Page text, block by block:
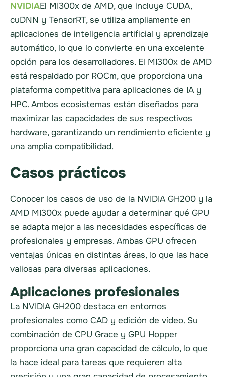
NVIDIAEl MI300x de AMD, que incluye CUDA,
cuDNN y TensorRT, se utiliza ampliamente en
aplicaciones de inteligencia artificial y aprendizaje
automático, lo que lo convierte en una excelente
opción para los desarrolladores. El MI300x de AMD
está respaldado por ROCm, que proporciona una
plataforma competitiva para aplicaciones de IA y
HPC. Ambos ecosistemas están diseñados para
maximizar las capacidades de sus respectivos
hardware, garantizando un rendimiento eficiente y
una amplia compatibilidad.
Casos prácticos
Conocer los casos de uso de la NVIDIA GH200 y la
AMD MI300x puede ayudar a determinar qué GPU
se adapta mejor a las necesidades específicas de
profesionales y empresas. Ambas GPU ofrecen
ventajas únicas en distintas áreas, lo que las hace
valiosas para diversas aplicaciones.
Aplicaciones profesionales
La NVIDIA GH200 destaca en entornos
profesionales como CAD y edición de vídeo. Su
combinación de CPU Grace y GPU Hopper
proporciona una gran capacidad de cálculo, lo que
la hace ideal para tareas que requieren alta